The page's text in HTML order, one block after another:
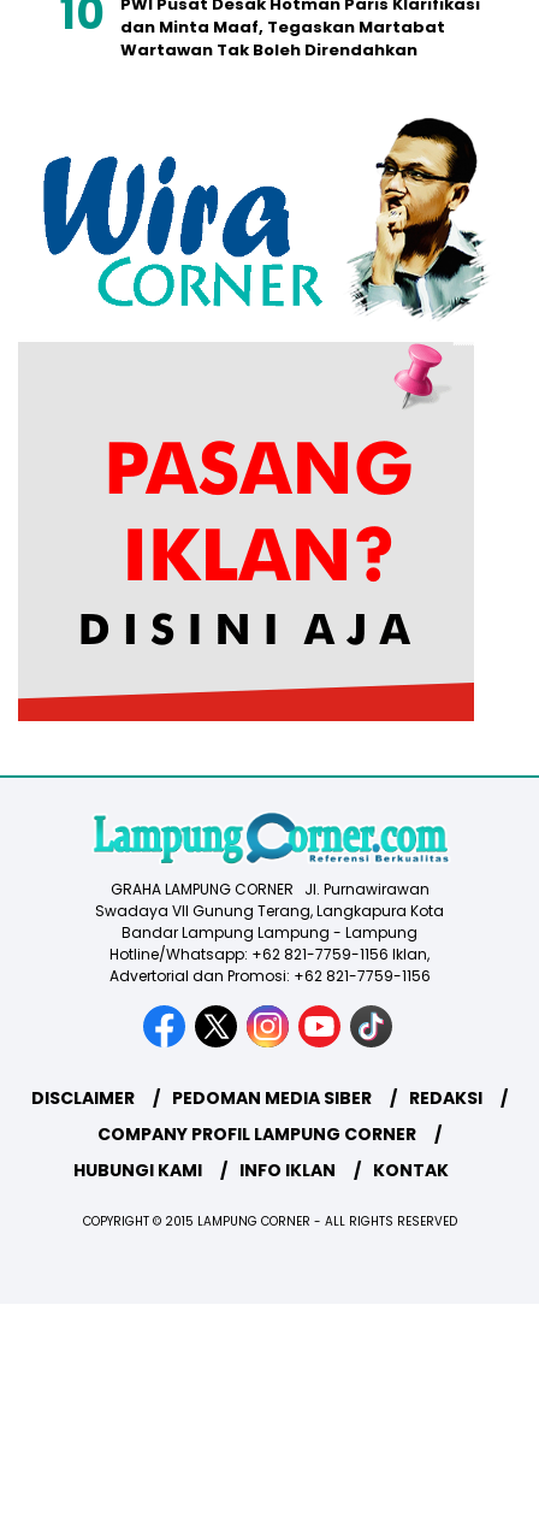
dan Minta Maaf, Tegaskan Martabat
Wartawan Tak Boleh Direndahkan
GRAHA LAMPUNG CORNER Jl. Purnawirawan
Swadaya VII Gunung Terang, Langkapura Kota
Bandar Lampung Lampung - Lampung
Hotline/Whatsapp: +62 821-7759-1156 Iklan,
Advertorial dan Promosi: +62 821-7759-1156
DISCLAIMER PEDOMAN MEDIA SIBER
REDAKSI
COMPANY PROFIL LAMPUNG CORNER
HUBUNGI KAMI
INFO IKLAN KONTAK
COPYRIGHT © 2015 LAMPUNG CORNER - ALL RIGHTS RESERVED